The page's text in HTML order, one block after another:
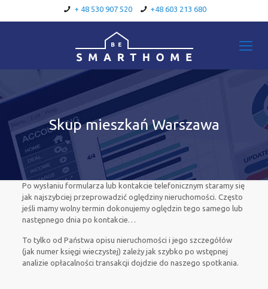
+ 48 530 907 520 +48 603 213 680
Skup mieszkań Warszawa
Po wysłaniu formularza lub kontakcie telefonicznym staramy się
jak najszybciej przeprowadzić oględziny nieruchomości. Często
jeśli mamy wolny termin dokonujemy oględzin tego samego lub
następnego dnia po kontakcie…
To tylko od Państwa opisu nieruchomości i jego szczegółów
(jak numer księgi wieczystej) zależy jak szybko po wstępnej
analizie opłacalności transakcji dojdzie do naszego spotkania.